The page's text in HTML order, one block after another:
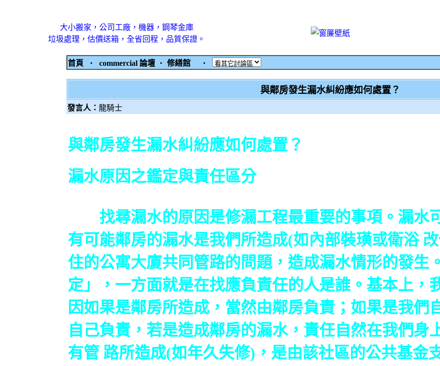
大小搬家，公司工廠，機器，鋼琴金庫
垃圾處理，估價送箱，全省回程，品質保證。
首頁 ‧ commercial 論壇 ‧ 修繕館 ‧
與鄰房發生漏水糾紛應如何處置？
發言人： 龍騎士
與鄰房發生漏水糾紛應如何處置？
漏水原因之鑑定與責任區分
找尋漏水的原因是修漏工程最重要的事項。漏水
有可能鄰房的漏水是我們所造成(如內部裝璜或衛浴
住的公寓大廈共同管路的問題，造成漏水情形的發生
定」，一方面就是在找應負責任的人是誰。基本上，
因如果是鄰房所造成，當然由鄰房負責；如果是我們
自己負責，若是造成鄰房的漏水，責任自然在我們身
有管 路所造成(如年久失修)，是由該社區的公共基金